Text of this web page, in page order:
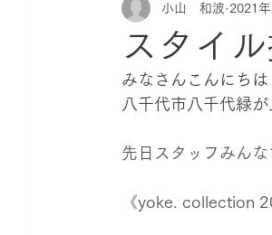
スタイ
小山 和波 2021
みなさんこんにちは
八千代市八千代緑
先日スタッフみん
《yoke. collection